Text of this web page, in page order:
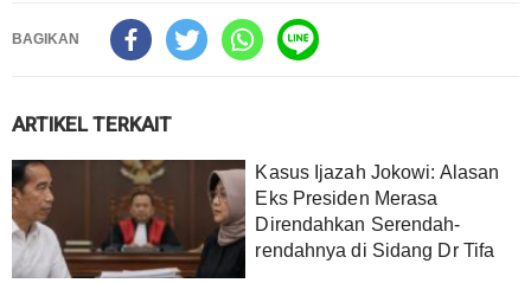
BAGIKAN
ARTIKEL TERKAIT
Kasus Ijazah Jokowi: Alasan
Eks Presiden Merasa
Direndahkan Serendah-
rendahnya di Sidang Dr Tifa